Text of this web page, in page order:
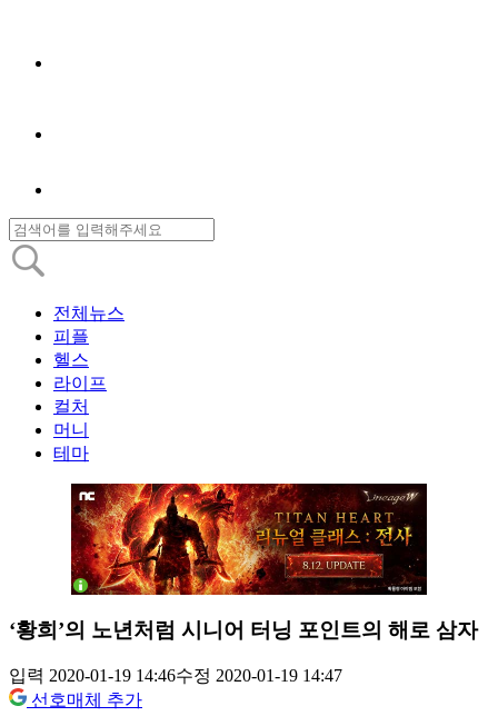
전체뉴스
피플
헬스
라이프
컬처
머니
테마
‘황희’의 노년처럼 시니어 터닝 포인트의 해로 삼자
입력 2020-01-19 14:46수정 2020-01-19 14:47
선호매체 추가